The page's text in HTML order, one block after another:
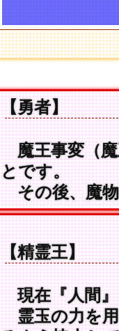
【勇者】
魔王事変（魔
とです。
その後、魔物
【精霊王】
現在『人間』
霊玉の力を用